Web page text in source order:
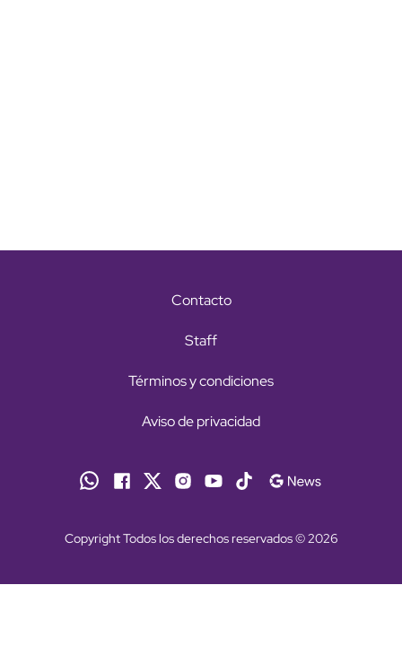
Contacto
Staff
Términos y condiciones
Aviso de privacidad
Copyright Todos los derechos reservados © 2026